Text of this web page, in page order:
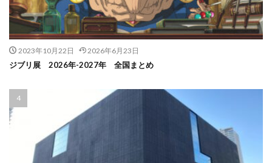
2023年10月22日 2026年6月23日
ジブリ展 2026年-2027年 全国まとめ